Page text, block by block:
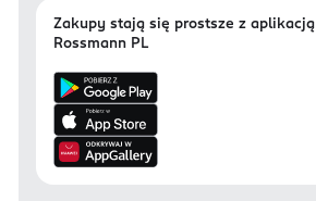
Zakupy stają się prostsze z aplikacją
Rossmann PL